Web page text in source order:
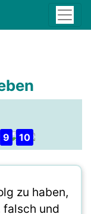
9 10
zu haben,
falsch und